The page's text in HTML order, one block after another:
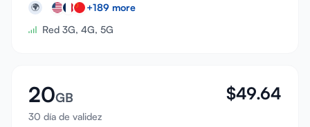
🌍 +189 more
Red 3G, 4G, 5G
20GB
30 día de validez
$49.64